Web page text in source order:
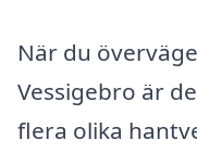
När du
Vessigebro är
flera olika